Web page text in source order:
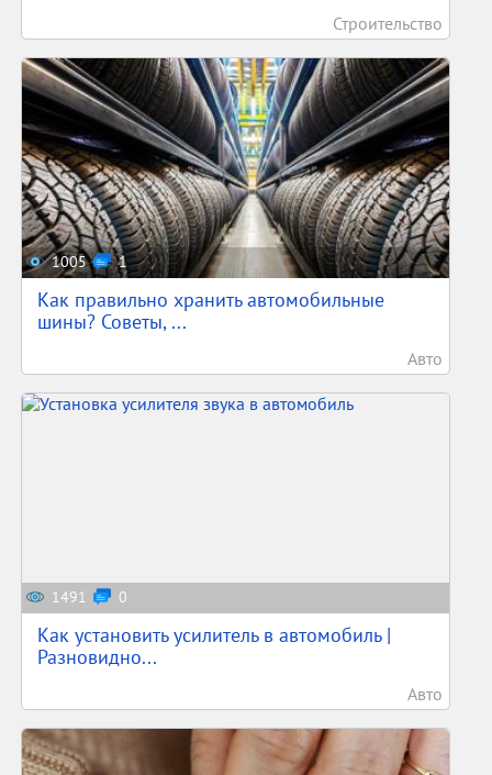
Строительство
1005 1
Как правильно хранить автомобильные
шины? Советы, ...
Авто
1491 0
Как установить усилитель в автомобиль |
Разновидно...
Авто